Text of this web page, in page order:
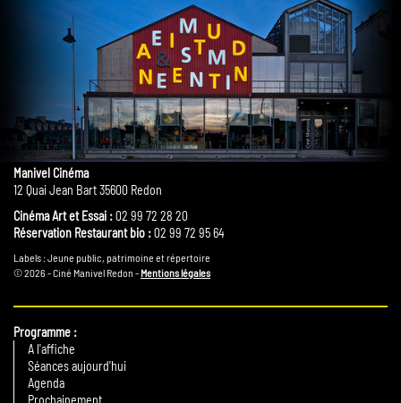
Manivel Cinéma
12 Quai Jean Bart 35600 Redon
Cinéma Art et Essai :02 99 72 28 20
Réservation Restaurant bio :02 99 72 95 64
Labels : Jeune public, patrimoine et répertoire
© 2026 - Ciné Manivel Redon - Mentions légales
Programme
A l'affiche
Séances aujourd'hui
Agenda